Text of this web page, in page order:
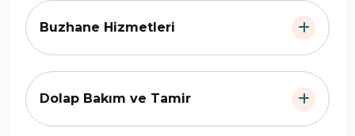
Buzhane Hizmetleri
Dolap Bakım ve Tamir